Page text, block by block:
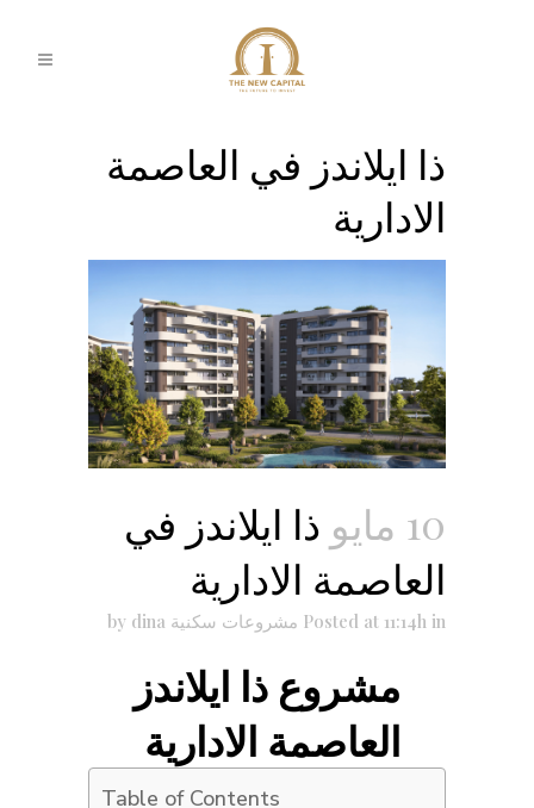
ذا ايلاندز في العاصمة
الادارية
10 مايو
ذا ايلاندز في
العاصمة الادارية
Posted at 11:14h in مشروعات سكنية by dina
مشروع ذا ايلاندز
العاصمة الادارية
Table of Contents